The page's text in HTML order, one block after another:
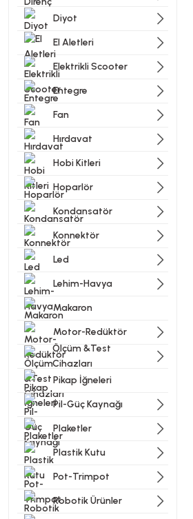
Diyot
El Aletleri
Elektrikli Scooter
Entegre
Fan
Hırdavat
Hobi Kitleri
Hoparlör
Kondansatör
Konnektör
Led
Lehim-Havya
Makaron
Motor-Redüktör
Ölçüm &Test
Cihazları
Pikap İğneleri
Pil-Güç Kaynağı
Plaketler
Plastik Kutu
Pot-Trimpot
Robotik Ürünler